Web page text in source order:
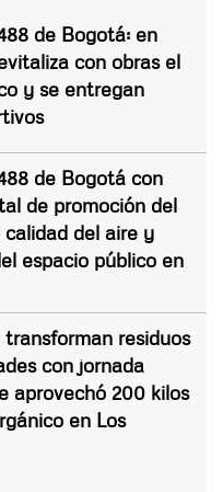
de Bogotá: en
con obras el
y se entregan
de Bogotá con
de promoción del
del aire y
espacio público en
transforman residuos
con jornada
aprovechó 200 kilos
en Los